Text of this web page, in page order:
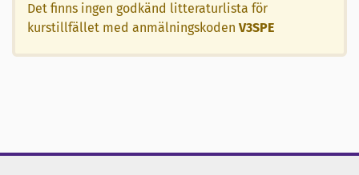
Det finns ingen godkänd litteraturlista för
kurstillfället med anmälningskoden V3SPE